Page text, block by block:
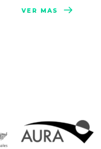
VER MÁS